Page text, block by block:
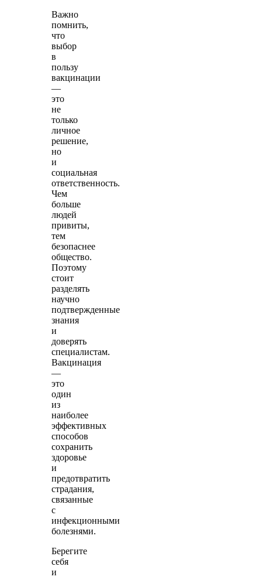
Важно
помнить,
что
выбор
в
пользу
вакцинации
—
это
не
только
личное
решение,
но
и
социальная
ответственность.
Чем
больше
людей
привиты,
тем
безопаснее
общество.
Поэтому
стоит
разделять
научно
подтвержденные
знания
и
доверять
специалистам.
Вакцинация
—
это
один
из
наиболее
эффективных
способов
сохранить
здоровье
и
предотвратить
страдания,
связанные
с
инфекционными
болезнями.
Берегите
себя
и